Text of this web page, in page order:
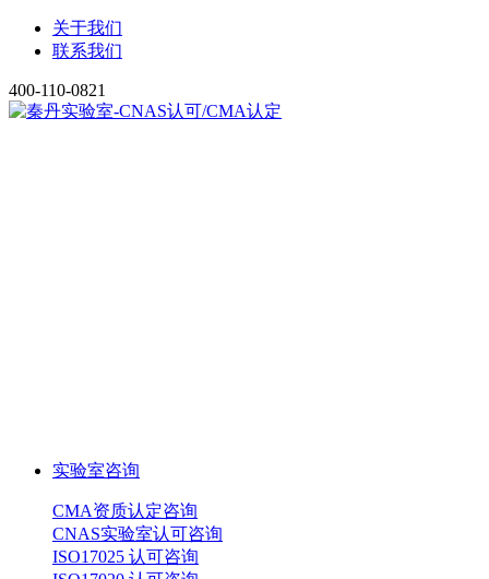
关于我们
联系我们
400-110-0821
实验室咨询
CMA资质认定咨询
CNAS实验室认可咨询
ISO17025 认可咨询